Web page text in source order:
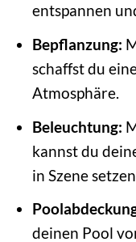
entspannen
Bepflanzung:
schaffst du
Atmosphäre.
Beleuchtung:
kannst du
in Szene setzen.
deinen Pool